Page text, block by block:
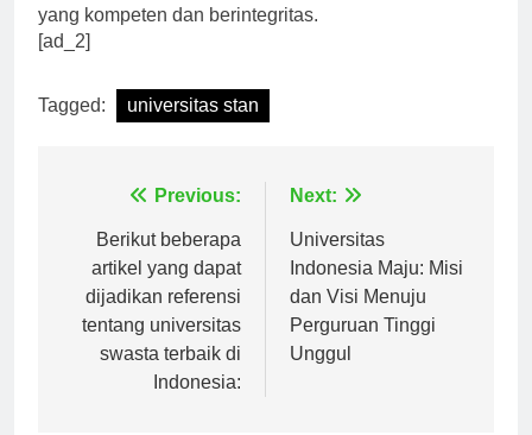
yang kompeten dan berintegritas.
[ad_2]
Tagged: universitas stan
Navigasi
pos
Previous:
Berikut beberapa
artikel yang dapat
dijadikan referensi
tentang universitas
swasta terbaik di
Indonesia:
Next:
Universitas
Indonesia Maju: Misi
dan Visi Menuju
Perguruan Tinggi
Unggul